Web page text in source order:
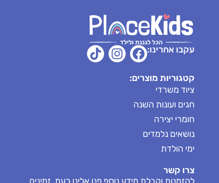
עקבו אחרינו:
קטגוריות מוצרים:
ציוד משרדי
חגים ועונות השנה
חומרי יצירה
נושאים נלמדים
ימי הולדת
צרו קשר